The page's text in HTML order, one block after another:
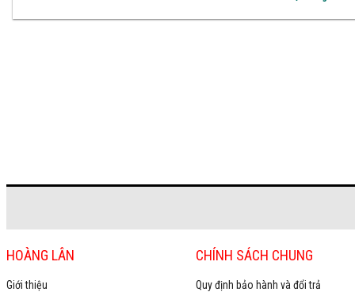
HOÀNG LÂN
Giới thiệu
CHÍNH SÁCH CHUNG
Quy định bảo hành và đổi trả